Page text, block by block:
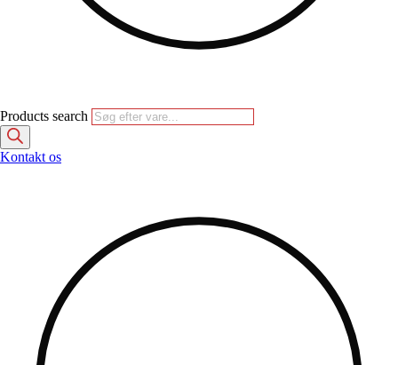
Products search
Kontakt os